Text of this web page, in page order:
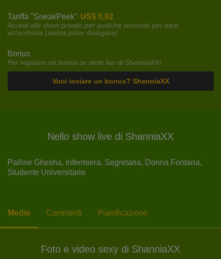
Tariffa "SneakPeek" US$ 0,92
Accedi allo show privato per qualche secondo per dare
un'occhiata (senza poter dialogare)
Bonus
Per regalare un bonus se siete fan di ShanniaXX!
Vuoi inviare un bonus? ShanniaXX
Nello show live di ShanniaXX
Palline Ghesha, Infermiera, Segretaria, Donna Fontana,
Studente Universitario
Media Commenti Pianificazione
Foto e video sexy di ShanniaXX